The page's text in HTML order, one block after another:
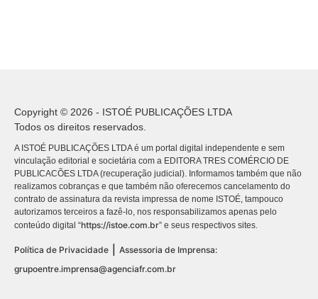
Copyright © 2026 - ISTOÉ PUBLICAÇÕES LTDA
Todos os direitos reservados.
A ISTOÉ PUBLICAÇÕES LTDA é um portal digital independente e sem
vinculação editorial e societária com a EDITORA TRES COMÉRCIO DE
PUBLICACÕES LTDA (recuperação judicial). Informamos também que não
realizamos cobranças e que também não oferecemos cancelamento do
contrato de assinatura da revista impressa de nome ISTOÉ, tampouco
autorizamos terceiros a fazê-lo, nos responsabilizamos apenas pelo
conteúdo digital “https://istoe.com.br” e seus respectivos sites.
Política de Privacidade
Assessoria de Imprensa:
grupoentre.imprensa@agenciafr.com.br